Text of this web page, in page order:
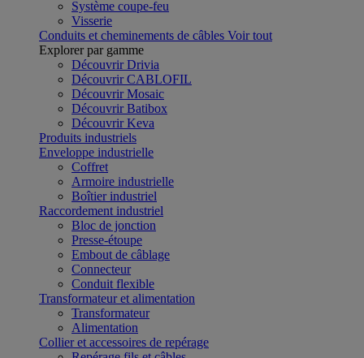
Système coupe-feu
Visserie
Conduits et cheminements de câbles Voir tout
Explorer par gamme
Découvrir Drivia
Découvrir CABLOFIL
Découvrir Mosaic
Découvrir Batibox
Découvrir Keva
Produits industriels
Enveloppe industrielle
Coffret
Armoire industrielle
Boîtier industriel
Raccordement industriel
Bloc de jonction
Presse-étoupe
Embout de câblage
Connecteur
Conduit flexible
Transformateur et alimentation
Transformateur
Alimentation
Collier et accessoires de repérage